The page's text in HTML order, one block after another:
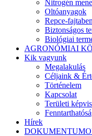
Nitrogén
Oltóanyagok
Repce-
Biztonságos
Biológiai
AGRONÓMIAI
Kik vagyunk
Megalakulás
Céljaink &
Történelem
Kapcsolat
Területi
Hírek